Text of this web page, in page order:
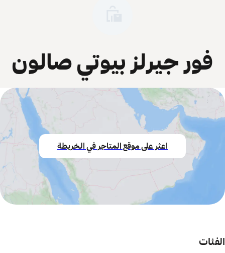
فور جيرلز بيوتي صالون
اعثر على موقع المتاجر في الخريطة
الفئات